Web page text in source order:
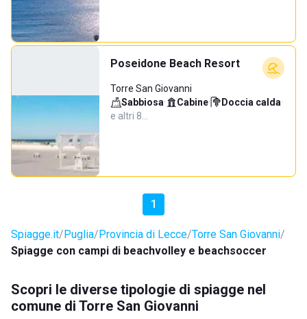
Poseidone Beach Resort
Torre San Giovanni
Sabbiosa· Cabine· Doccia calda·
e altri 8…
1
Spiagge.it Puglia Provincia di Lecce Torre San Giovanni
Spiagge con campi di beachvolley e beachsoccer
Scopri le diverse tipologie di spiagge nel
comune di Torre San Giovanni